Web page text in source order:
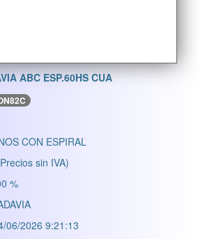
ABC ESP.60HS CUA
CON ESPIRAL
sin IVA)
%
06/2026 9:21:13